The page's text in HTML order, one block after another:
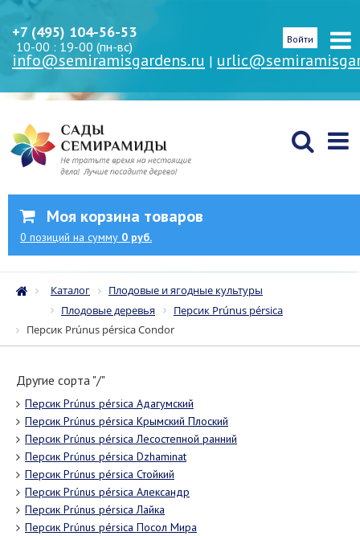
+7 (495) 104-56-53
10-00 : 19-00 (пн-вс)
info@semiramisgardens.ru |
Войти
Моя корзина товаров
0 позиций на сумму 0 руб.
Каталог
Плодовые и ягодные культуры
Плодовые деревья
Персик Prúnus pérsica
Персик Prúnus pérsica Condor
Другие сорта "/"
Персик Prúnus pérsica Адагумский
Персик Prúnus pérsica Крымский Плоский
Персик Prúnus pérsica Лесостепной ранний
Персик Prúnus pérsica Dzhaminat
Персик Prúnus pérsica Стойкий
Персик Prúnus pérsica Александр
Персик Prúnus pérsica Лайка
Персик Prúnus pérsica Посол Мира